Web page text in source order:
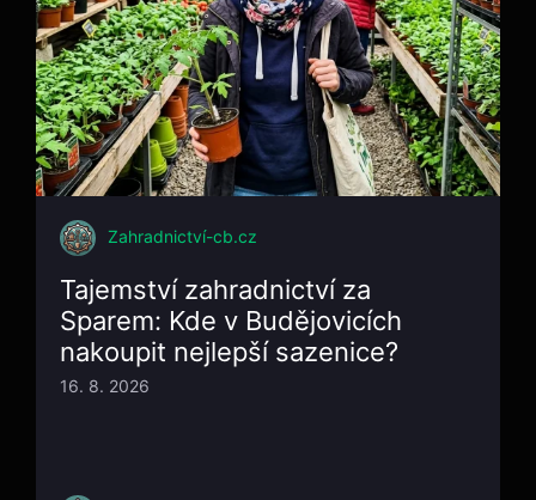
Zahradnictví-cb.cz
Tajemství zahradnictví za
Sparem: Kde v Budějovicích
nakoupit nejlepší sazenice?
16. 8. 2026